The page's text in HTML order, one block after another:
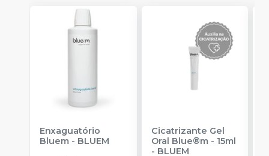
Enxaguatório
Bluem - BLUEM
Cicatrizante Gel
Oral Blue®m - 15ml
- BLUEM